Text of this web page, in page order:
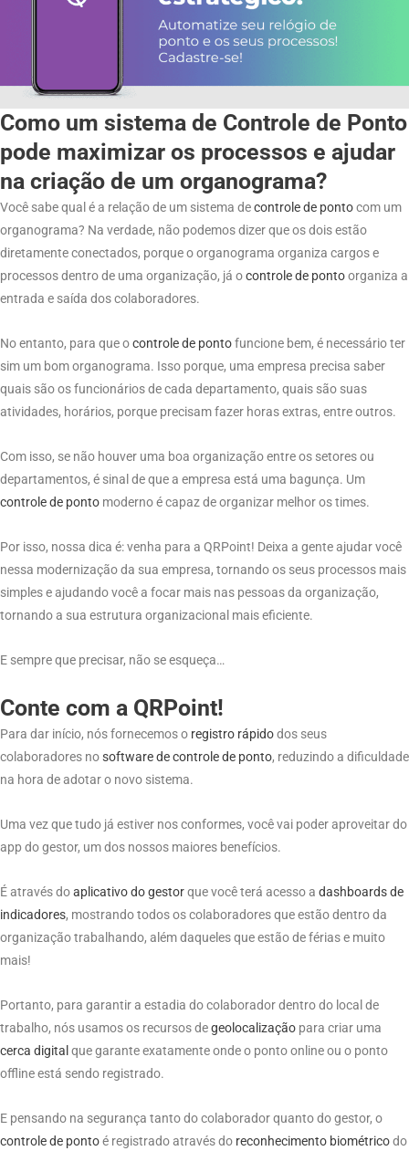
Como um sistema de Controle de Ponto
pode maximizar os processos e ajudar
na criação de um organograma?
Você sabe qual é a relação de um sistema decontrolede pontocom um
organograma? Na verdade, não podemos dizer que os dois estão
diretamente conectados, porque o organograma organiza cargos e
processos dentro de uma organização, já ocontrolede pontoorganiza a
entrada e saída dos colaboradores.
No entanto, para que ocontrole de pontofuncione bem, é necessário ter
sim um bom organograma. Isso porque, uma empresa precisa saber
quais são os funcionários de cada departamento, quais são suas
atividades, horários, porque precisam fazer horas extras, entre outros.
Com isso, se não houver uma boa organização entre os setores ou
departamentos, é sinal de que a empresa está uma bagunça. Um
controle de ponto moderno é capaz de organizar melhor os times.
Por isso, nossa dica é: venha para a QRPoint! Deixa a gente ajudar você
nessa modernização da sua empresa, tornando os seus processos mais
simples e ajudando você a focar mais nas pessoas da organização,
tornando a sua estrutura organizacional mais eficiente.
E sempre que precisar, não se esqueça…
Conte com a QRPoint!
Para dar início, nós fornecemos o registro rápidodos seus
colaboradores nosoftwarede controlede ponto, reduzindo a dificuldade
na hora de adotar o novo sistema.
Uma vez que tudo já estiver nos conformes, você vai poder aproveitar do
app do gestor, um dos nossos maiores benefícios.
É através doaplicativo do gestorque você terá acesso a dashboards de
indicadores, mostrando todos os colaboradores que estão dentro da
organização trabalhando, além daqueles que estão de férias e muito
mais!
Portanto, para garantir a estadia do colaborador dentro do local de
trabalho, nós usamos os recursos degeolocalização para criar uma
cerca digital que garante exatamente onde o ponto online ou o ponto
offline está sendo registrado.
E pensando na segurança tanto do colaborador quanto do gestor, o
controle de pontoé registrado através do reconhecimento biométricodo